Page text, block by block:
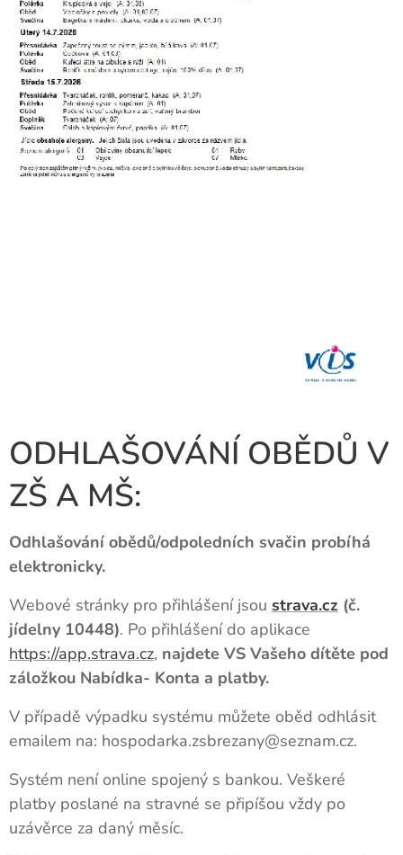
ODHLAŠOVÁNÍ OBĚDŮ V
ZŠ A MŠ:
Odhlašování obědů/odpoledních svačin probíhá
elektronicky.
Webové stránky pro přihlášení jsou strava.cz (č.
jídelny 10448). Po přihlášení do aplikace
https://app.strava.cz, najdete VS Vašeho dítěte pod
záložkou Nabídka- Konta a platby.
V případě výpadku systému můžete oběd odhlásit
emailem na: hospodarka.zsbrezany@seznam.cz.
Systém není online spojený s bankou. Veškeré
platby poslané na stravné se připíšou vždy po
uzávěrce za daný měsíc.